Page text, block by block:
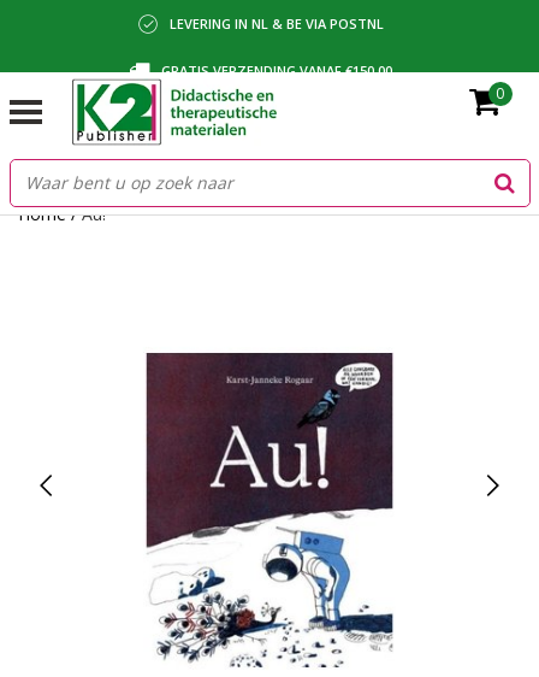
LEVERING IN NL & BE VIA POSTNL
GRATIS VERZENDING VANAF €150,00
BETALING VIA IDEAL, BANCONTACT OF FACTUUR
0
Home/Au!